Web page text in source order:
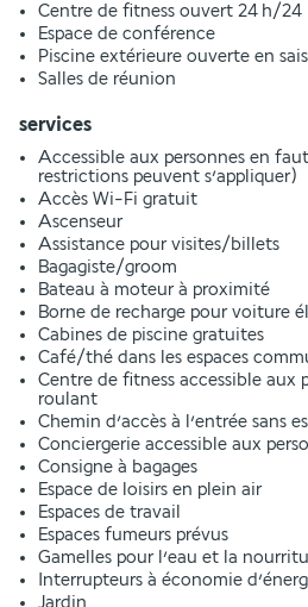
Centre de fitness ouvert 24 h/24
Espace de conférence
Piscine extérieure ouverte en
Salles de réunion
services
Accessible aux personnes en
restrictions peuvent s’appliquer)
Accès Wi-Fi gratuit
Ascenseur
Assistance pour visites/billets
Bagagiste/groom
Bateau à moteur à proximité
Borne de recharge pour voiture
Cabines de piscine gratuites
Café/thé dans les espaces
Centre de fitness accessible aux
roulant
Chemin d’accès à l’entrée sans
Conciergerie accessible aux
Consigne à bagages
Espace de loisirs en plein air
Espaces de travail
Espaces fumeurs prévus
Gamelles pour l’eau et la
Interrupteurs à économie